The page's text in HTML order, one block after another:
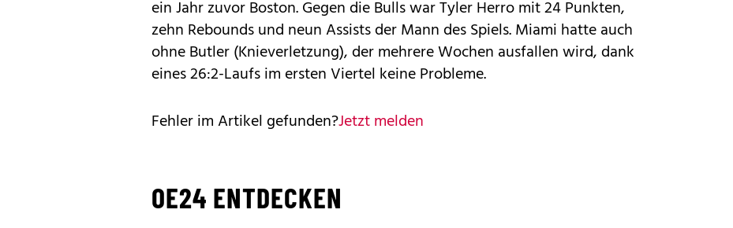
ein Jahr zuvor Boston. Gegen die Bulls war Tyler Herro mit 24 Punkten,
zehn Rebounds und neun Assists der Mann des Spiels. Miami hatte auch
ohne Butler (Knieverletzung), der mehrere Wochen ausfallen wird, dank
eines 26:2-Laufs im ersten Viertel keine Probleme.
Fehler im Artikel gefunden?Jetzt melden
OE24 ENTDECKEN